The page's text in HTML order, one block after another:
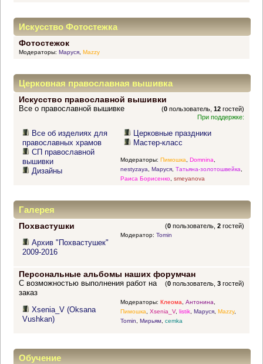
Искусство Фотостежка
Фотостежок
Модераторы: Маруся, Mazzy
Церковная православная вышивка
Искусство православной вышивки
(0 пользователь,12 гостей)
Все о православной вышивке
При поддержке:
Все об изделиях для
православных храмов
СП православной
вышивки
Дизайны
Церковные праздники
Мастер-класс
Модераторы: Пимошка Domnina
nestyzaya
Маруся, Татьяна-золотошвейка
Раиса Борисенко, smeyanova
Галерея
Похвастушки (0 пользователь,2 гостей)
Архив "Похвастушек"
2009-2016
Модератор: Tomin
Персональные альбомы наших форумчан
(0 пользователь,3 гостей)
С возможностью выполнения работ на
заказ
Xsenia_V (Oksana
Vushkan)
Модераторы: Клеома, Антонина,
Пимошка, Xsenia_V, listik, Маруся, Mazzy,
Tomin, Мирьям, cemka
Обучение